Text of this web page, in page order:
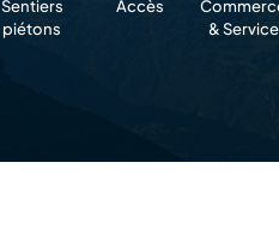
Sentiers
piétons
Accès
&